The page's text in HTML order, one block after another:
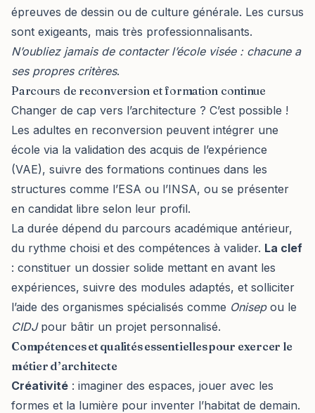
épreuves de dessin ou de culture générale. Les cursus
sont exigeants, mais très professionnalisants.
N’oubliez jamais de contacter l’école visée : chacune a
ses propres critères.
Parcours de reconversion et formation continue
Changer de cap vers l’architecture ? C’est possible !
Les adultes en reconversion peuvent intégrer une
école via la validation des acquis de l’expérience
(VAE), suivre des formations continues dans les
structures comme l’ESA ou l’INSA, ou se présenter
en candidat libre selon leur profil.
La durée dépend du parcours académique antérieur,
du rythme choisi et des compétences à valider. La clef
: constituer un dossier solide mettant en avant les
expériences, suivre des modules adaptés, et solliciter
l’aide des organismes spécialisés comme Onisepou le
CIDJpour bâtir un projet personnalisé.
Compétences et qualités essentielles pour exercer le
métier d’architecte
Créativité : imaginer des espaces, jouer avec les
formes et la lumière pour inventer l’habitat de demain.